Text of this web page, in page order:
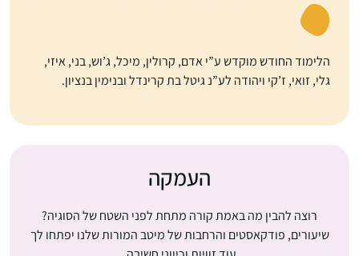
הלימוד החודש מוקדש ע”י אדם, קרולין, מיכל, ג’וש, בני, איזי,
גלי, זואי, ז’קי ויהודה לע”נ גיטל בת קרינדל ובנימין בנציון.
העמקה
רוצה להבין מה באמת קורה מתחת לפני השטח של הסוגיה?
שיעורים, פודקאסטים והרחבות של מיטב המורות שלנו יפתחו לך